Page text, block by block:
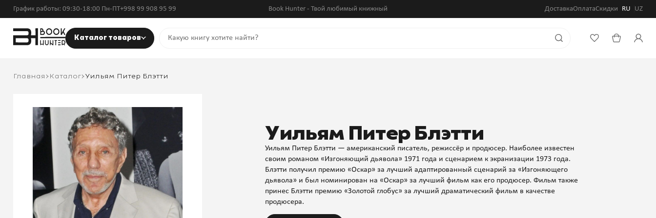
График работы: 09:30-18:00 Пн-ПТ+998 99 908 95 99 Book Hunter - Твой любимый книжный ДоставкаОплатаСкидки RU UZ
Каталог товаров
Главная Каталог Уильям Питер Блэтти
Уильям Питер Блэтти
Уильям Питер Блэтти — американский писатель, режиссёр и продюсер. Наиболее известен
своим романом «Изгоняющий дьявола» 1971 года и сценарием к экранизации 1973 года.
Блэтти получил премию «Оскар» за лучший адаптированный сценарий за «Изгоняющего
дьявола» и был номинирован на «Оскар» за лучший фильм как его продюсер. Фильм также
принес Блэтти премию «Золотой глобус» за лучший драматический фильм в качестве
продюсера.